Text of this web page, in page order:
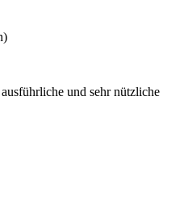
und sehr nützliche